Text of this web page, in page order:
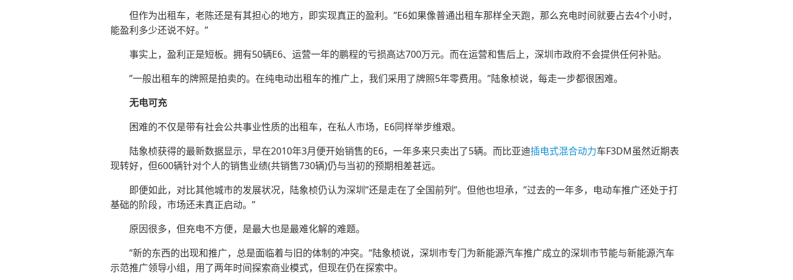
但作为出租车，老陈还是有其担心的地方，即实现真正的盈利。”E6如果像普通出租车那样全天跑，那么充电时间就要占去4个小时，
能盈利多少还说不好。”
事实上，盈利正是短板。拥有50辆E6、运营一年的鹏程的亏损高达700万元。而在运营和售后上，深圳市政府不会提供任何补贴。
”一般出租车的牌照是拍卖的。在纯电动出租车的推广上，我们采用了牌照5年零费用。”陆象桢说，每走一步都很困难。
无电可充
困难的不仅是带有社会公共事业性质的出租车，在私人市场，E6同样举步维艰。
陆象桢获得的最新数据显示，早在2010年3月便开始销售的E6，一年多来只卖出了5辆。而比亚迪插电式混合动力车F3DM虽然近期表
现转好，但600辆针对个人的销售业绩(共销售730辆)仍与当初的预期相差甚远。
即便如此，对比其他城市的发展状况，陆象桢仍认为深圳”还是走在了全国前列”。但他也坦承，”过去的一年多，电动车推广还处于打
基础的阶段，市场还未真正启动。”
原因很多，但充电不方便，是最大也是最难化解的难题。
”新的东西的出现和推广，总是面临着与旧的体制的冲突。”陆象桢说，深圳市专门为新能源汽车推广成立的深圳市节能与新能源汽车
示范推广领导小组，用了两年时间探索商业模式，但现在仍在探索中。